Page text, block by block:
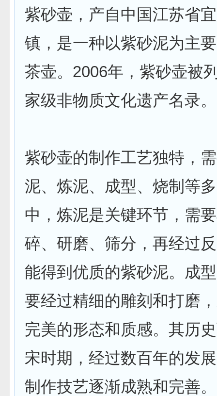
紫砂壶，产自中国江苏省
镇，是一种以紫砂泥为主
茶壶。2006年，紫砂壶被
家级非物质文化遗产名录。
紫砂壶的制作工艺独特，
泥、炼泥、成型、烧制等
中，炼泥是关键环节，需
碎、研磨、筛分，再经过
能得到优质的紫砂泥。成
要经过精细的雕刻和打磨
完美的形态和质感。其历
宋时期，经过数百年的发
制作技艺逐渐成熟和完善。